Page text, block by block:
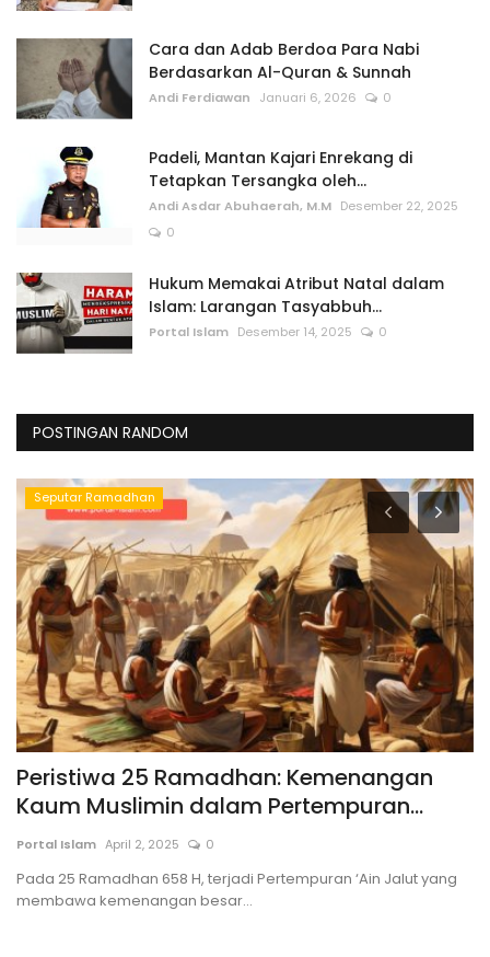
Cara dan Adab Berdoa Para Nabi
Berdasarkan Al-Quran & Sunnah
Andi Ferdiawan Januari 6, 2026 0
Padeli, Mantan Kajari Enrekang di
Tetapkan Tersangka oleh...
Andi Asdar Abuhaerah, M.M Desember 22, 2025
0
Hukum Memakai Atribut Natal dalam
Islam: Larangan Tasyabbuh...
Portal Islam Desember 14, 2025 0
POSTINGAN RANDOM
Seputar Ramadhan
Peristiwa 25 Ramadhan: Kemenangan
Kaum Muslimin dalam Pertempuran...
Portal Islam April 2, 2025 0
Pada 25 Ramadhan 658 H, terjadi Pertempuran ‘Ain Jalut yang
membawa kemenangan besar...